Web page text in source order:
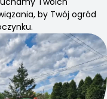
by Twój ogród